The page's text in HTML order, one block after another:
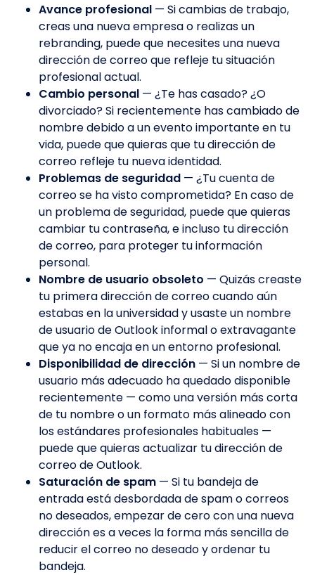
Avance profesional — Si cambias de trabajo,
creas una nueva empresa o realizas un
rebranding, puede que necesites una nueva
dirección de correo que refleje tu situación
profesional actual.
Cambio personal — ¿Te has casado? ¿O
divorciado? Si recientemente has cambiado de
nombre debido a un evento importante en tu
vida, puede que quieras que tu dirección de
correo refleje tu nueva identidad.
Problemas de seguridad — ¿Tu cuenta de
correo se ha visto comprometida? En caso de
un problema de seguridad, puede que quieras
cambiar tu contraseña, e incluso tu dirección
de correo, para proteger tu información
personal.
Nombre de usuario obsoleto — Quizás creaste
tu primera dirección de correo cuando aún
estabas en la universidad y usaste un nombre
de usuario de Outlook informal o extravagante
que ya no encaja en un entorno profesional.
Disponibilidad de dirección — Si un nombre de
usuario más adecuado ha quedado disponible
recientemente — como una versión más corta
de tu nombre o un formato más alineado con
los estándares profesionales habituales —
puede que quieras actualizar tu dirección de
correo de Outlook.
Saturación de spam — Si tu bandeja de
entrada está desbordada de spam o correos
no deseados, empezar de cero con una nueva
dirección es a veces la forma más sencilla de
reducir el correo no deseado y ordenar tu
bandeja.